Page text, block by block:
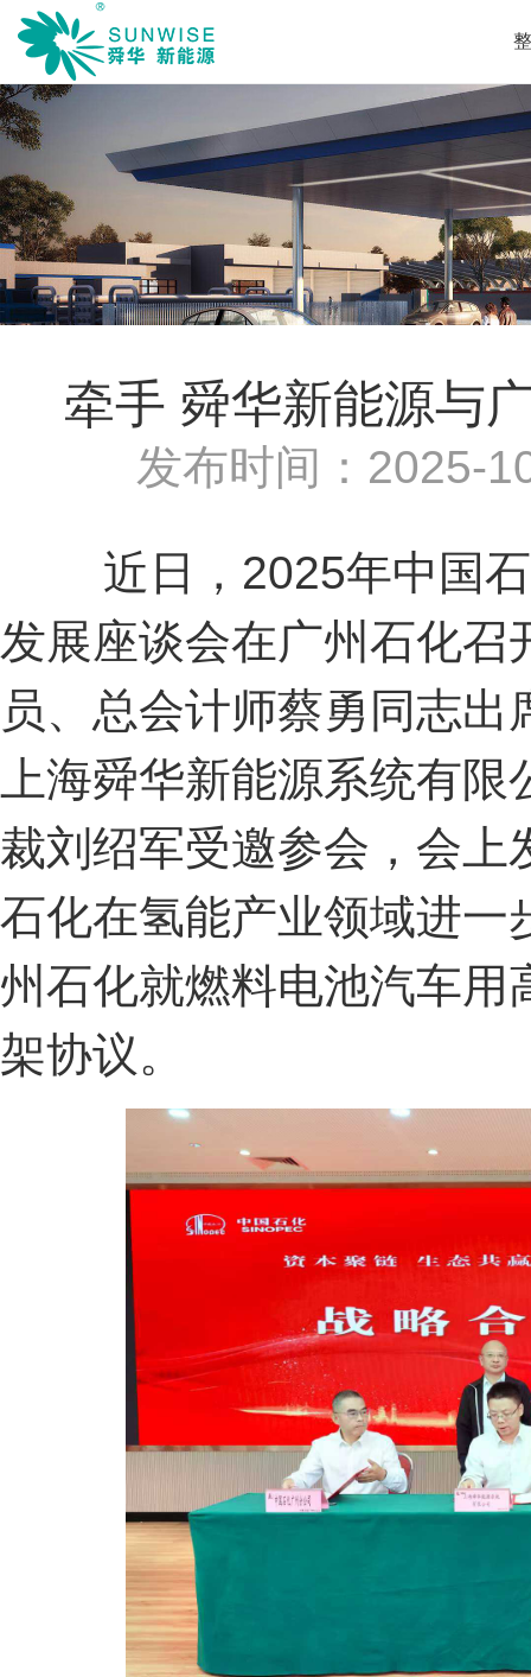
牵手 舜华新能源与
发布时间： 2025-
近日， 2025年中国
发展座谈会在广州石化召
员、总会计师蔡勇同志
上海舜华新能源系统有
裁刘绍军受邀参会，会上
石化在氢能产业领域进一
州石化就燃料电池汽车用
架协议。